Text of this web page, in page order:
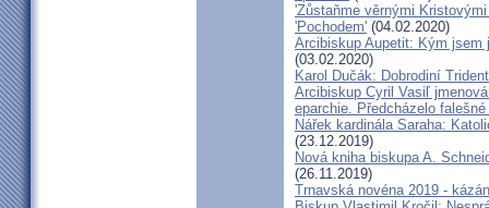
'Zůstaňme věrnými
'Pochodem' (04.02.2020)
Arcibiskup Aupetit: Kým jsem
(03.02.2020)
Karol Dučák: Dobrodiní
Arcibiskup Cyril Vasiľ
eparchie. Předcházelo
Nářek kardinála Saraha:
(23.12.2019)
Nová kniha biskupa A.
(26.11.2019)
Trnavská novéna 2019 -